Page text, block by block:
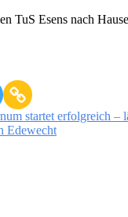
TuS Esens nach
startet erfolgreich –
Edewecht